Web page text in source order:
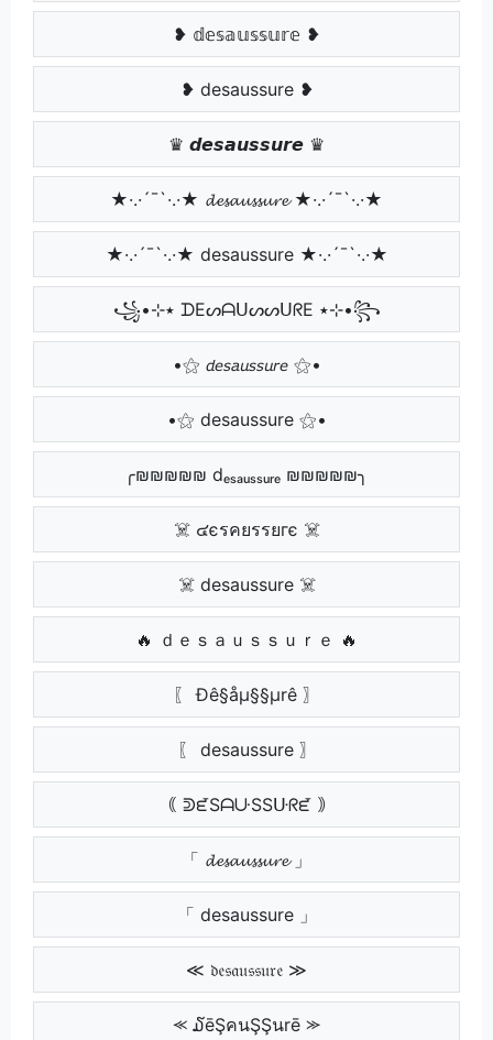
❥ 𝕕𝕖𝕤𝕒𝕦𝕤𝕤𝕦𝕣𝕖 ❥
❥ desaussure ❥
♛ 𝙙𝙚𝙨𝙖𝙪𝙨𝙨𝙪𝙧𝙚 ♛
★·.·´¯`·.·★ 𝓭𝓮𝓼𝓪𝓾𝓼𝓼𝓾𝓻𝓮 ★·.·´¯`·.·★
★·.·´¯`·.·★ desaussure ★·.·´¯`·.·★
꧁•⊹٭ ᗪEᔕᗩᑌᔕᔕᑌᖇE ٭⊹•꧂
•⚝ 𝘥𝘦𝘴𝘢𝘶𝘴𝘴𝘶𝘳𝘦 ⚝•
•⚝ desaussure ⚝•
╭₪₪₪₪₪ dₑₛₐᵤₛₛᵤᵣₑ ₪₪₪₪₪╮
☠️ ๔єรคยรรยгє ☠️
☠️ desaussure ☠️
🔥 ｄｅｓａｕｓｓｕｒｅ 🔥
〖 Ðê§åµ§§µrê 〗
〖 desaussure 〗
｟ ᕲᘿSᗩᑘSSᑘᖇᘿ ｠
「 𝓭𝓮𝓼𝓪𝓾𝓼𝓼𝓾𝓻𝓮 」
「 desaussure 」
≪ 𝔡𝔢𝔰𝔞𝔲𝔰𝔰𝔲𝔯𝔢 ≫
⪻ ໓ēŞคนŞŞนrē ⪼